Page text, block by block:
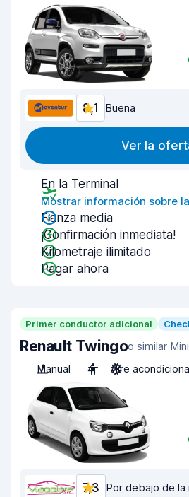
8,1 Buena
Ver la
En la Terminal
Mostrar información sobre
Fianza media
¡Confirmación inmediata!
Kilometraje ilimitado
Pagar ahora
Primer conductor adicional
Renault Twingoo similar Mini
Manual
4 Aire
7,3 Por debajo de la